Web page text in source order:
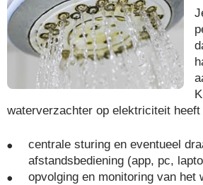
waterverzachter op elektriciteit
centrale sturing en eventueel
afstandsbediening (app, pc,
opvolging en monitoring van het